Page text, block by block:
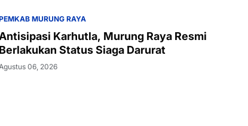
MURUNG RAYA
Karhutla, Murung Raya Resmi
Berlakukan Status Siaga Darurat
Agustus 06, 2026